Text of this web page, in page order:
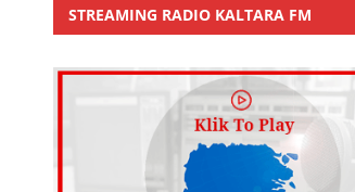
STREAMING RADIO KALTARA FM